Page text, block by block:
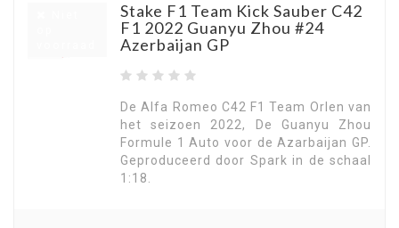
Stake F1 Team Kick Sauber C42
F1 2022 Guanyu Zhou #24
Azerbaijan GP
De Alfa Romeo C42 F1 Team Orlen van
het seizoen 2022, De Guanyu Zhou
Formule 1 Auto voor de Azarbaijan GP.
Geproduceerd door Spark in de schaal
1:18.